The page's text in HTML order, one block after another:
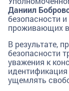
Даниил
безопасности
проживающих
В результате,
безопасности
уважения к
ущемлять